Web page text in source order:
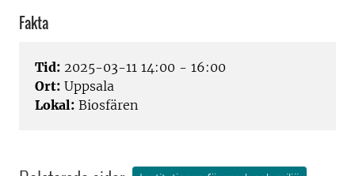
Fakta
Tid: 2025-03-11 14:00 - 16:00
Ort: Uppsala
Lokal: Biosfären